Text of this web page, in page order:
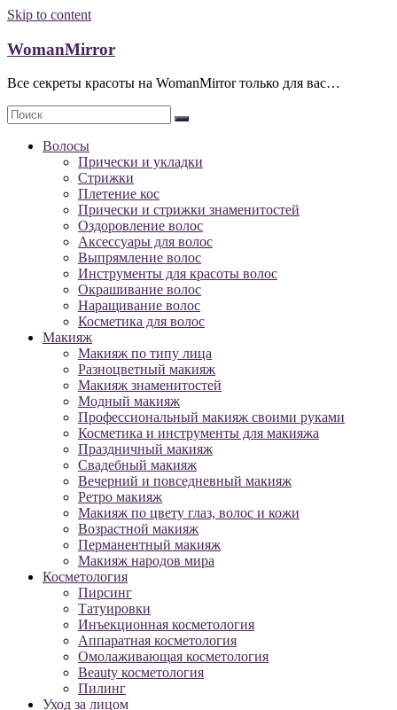
Skip to content
WomanMirror
Все секреты красоты на WomanMirror только для вас…
Волосы
Прически и укладки
Стрижки
Плетение кос
Прически и стрижки знаменитостей
Оздоровление волос
Аксессуары для волос
Выпрямление волос
Инструменты для красоты волос
Окрашивание волос
Наращивание волос
Косметика для волос
Макияж
Макияж по типу лица
Разноцветный макияж
Макияж знаменитостей
Модный макияж
Профессиональный макияж своими руками
Косметика и инструменты для макияжа
Праздничный макияж
Свадебный макияж
Вечерний и повседневный макияж
Ретро макияж
Макияж по цвету глаз, волос и кожи
Возрастной макияж
Перманентный макияж
Макияж народов мира
Косметология
Пирсинг
Татуировки
Инъекционная косметология
Аппаратная косметология
Омолаживающая косметология
Beauty косметология
Пилинг
Уход за лицом